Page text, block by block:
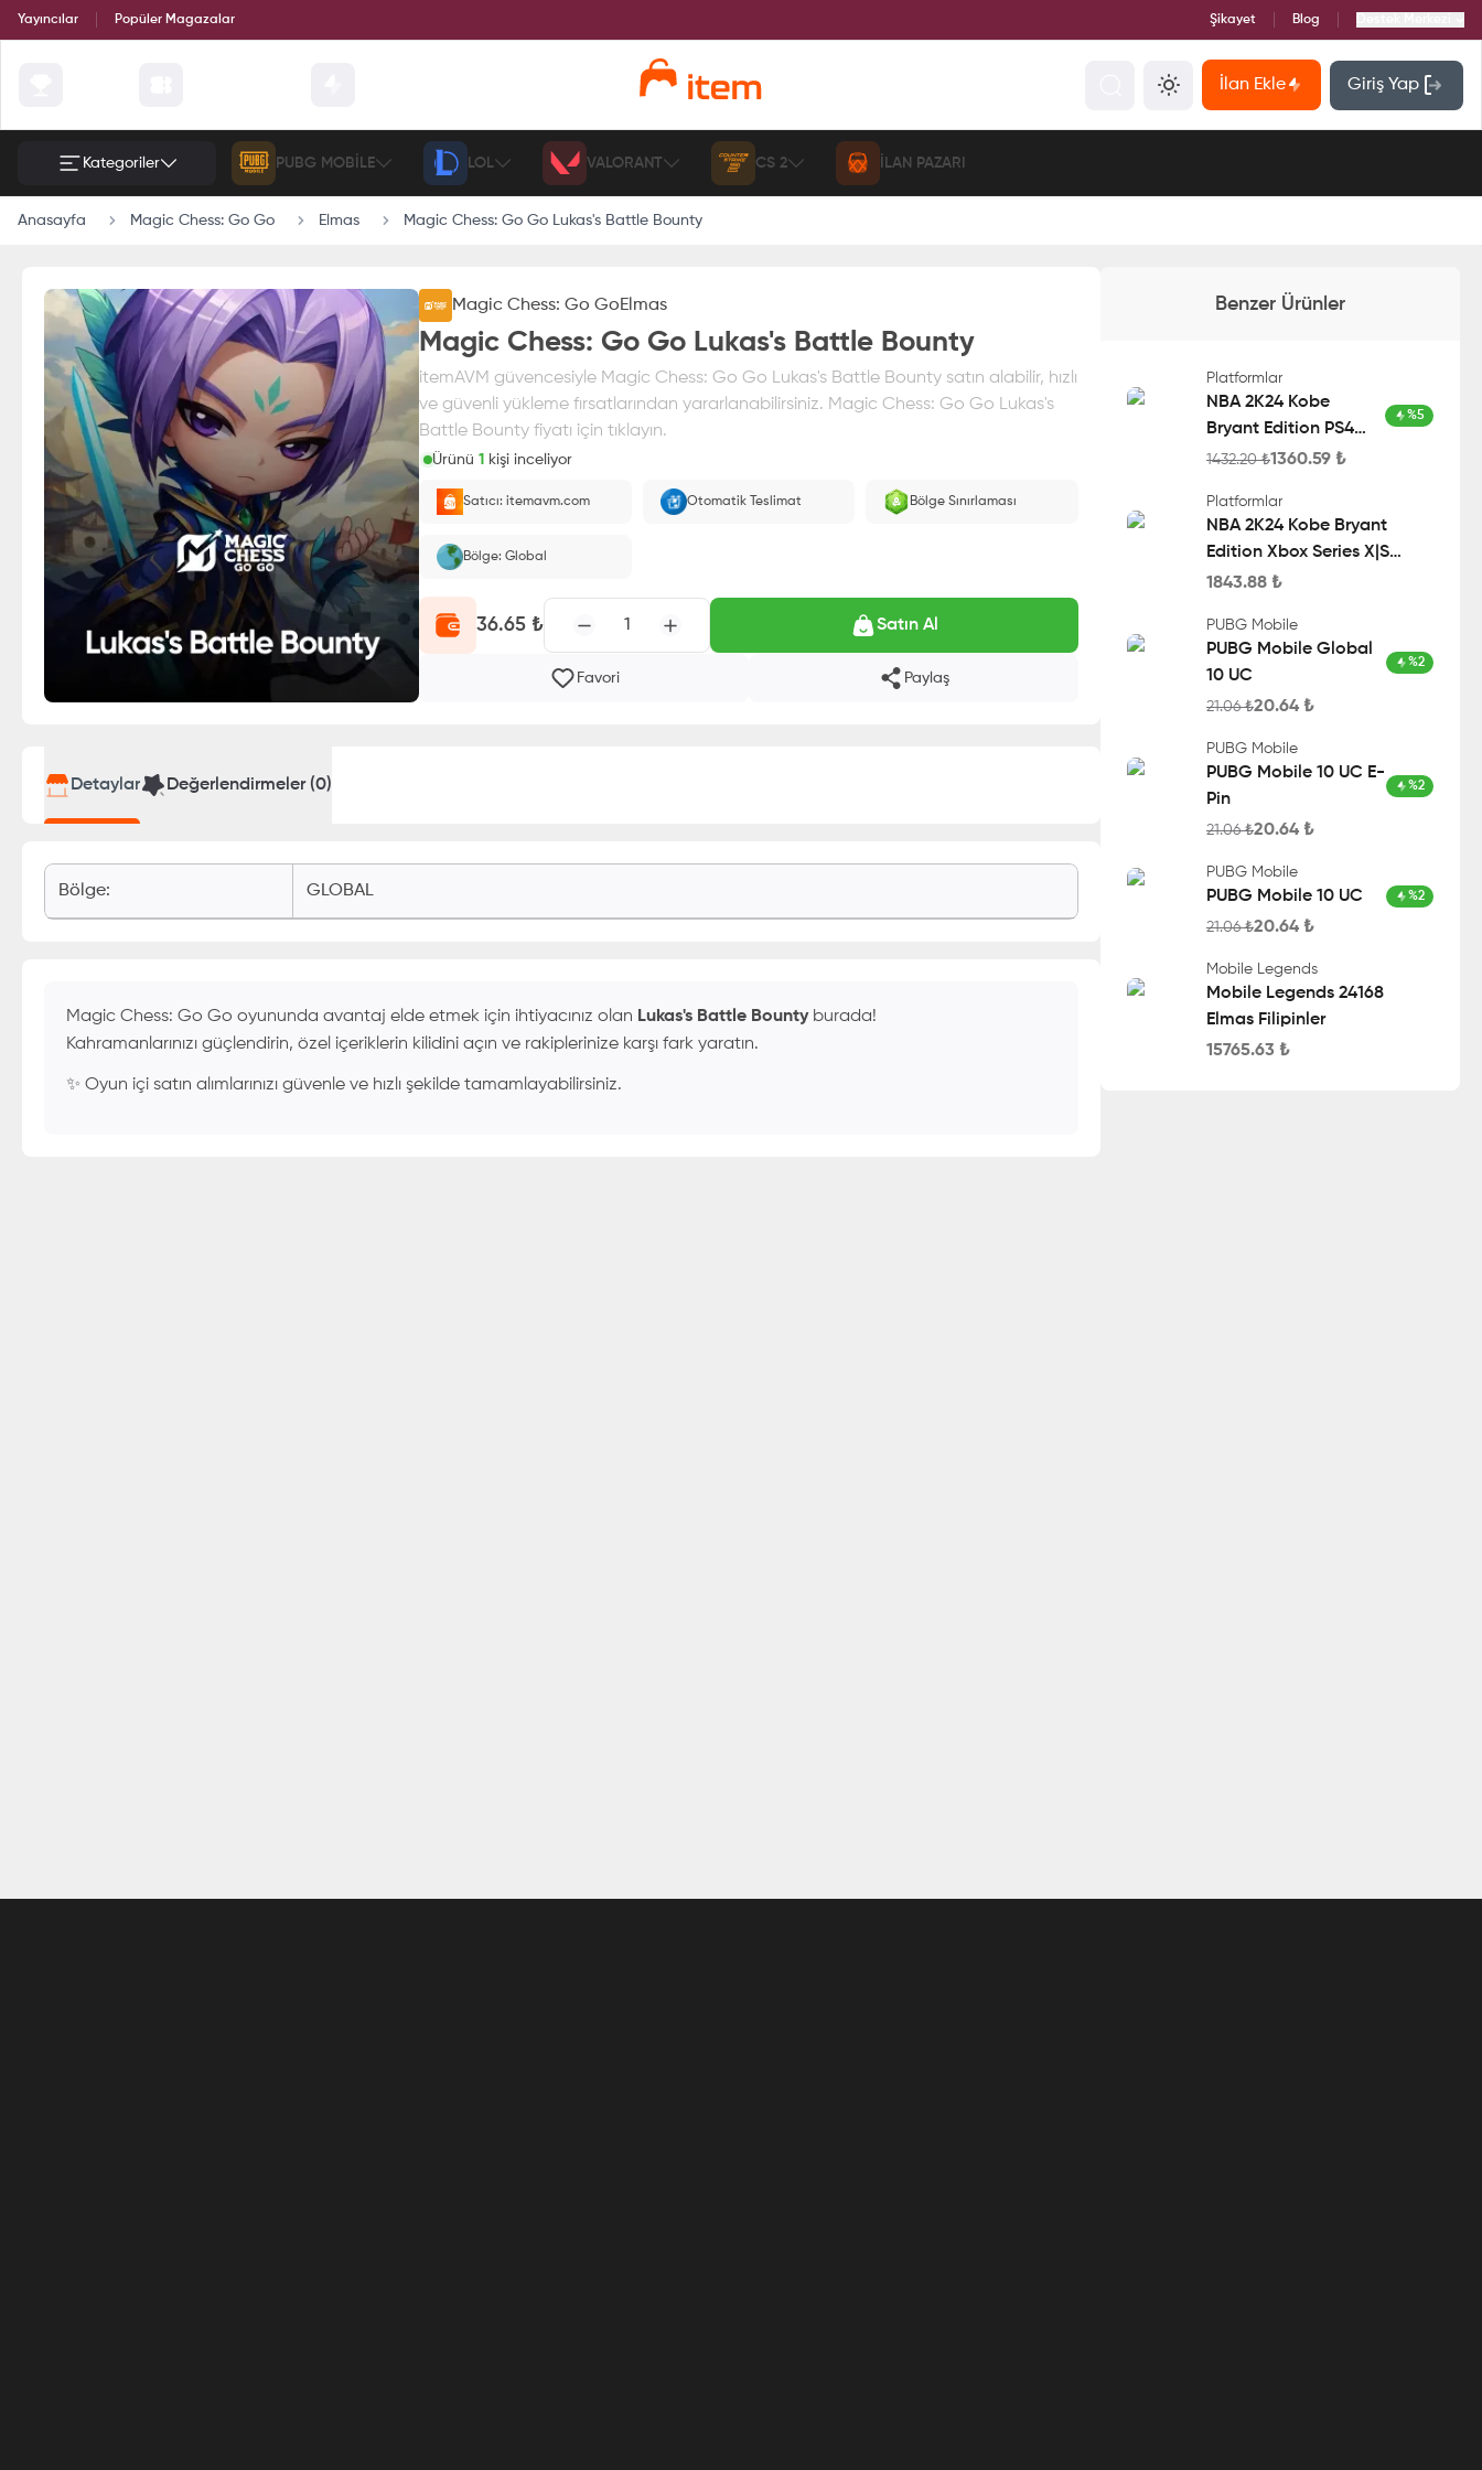
Yayıncılar Popüler Magazalar Şikayet Blog
İlan Ekle Giriş Yap
Kategoriler PUBG MOBILE LOL VALORANT CS 2 İLAN PAZARI
Anasayfa Magic Chess: Go Go Elmas Magic Chess: Go Go Lukas's Battle Bounty
Magic Chess: Go GoElmas
Magic Chess: Go Go Lukas's Battle Bounty
itemAVM güvencesiyle Magic Chess: Go Go Lukas's Battle Bounty satın alabilir, hızlı
ve güvenli yükleme fırsatlarından yararlanabilirsiniz. Magic Chess: Go Go Lukas's
Battle Bounty fiyatı için tıklayın.
Ürünü 1 kişi inceliyor
Oyuncu ID'nize yüklenir.
Satıcı: itemavm.com Otomatik Teslimat Bölge Sınırlaması
Bölge: Global
36.65 ₺ 1 Satın Al
Favori Paylaş
Detaylar Değerlendirmeler (0)
Bölge: GLOBAL
Magic Chess: Go Go oyununda avantaj elde etmek için ihtiyacınız olan Lukas's Battle Bounty burada!
Kahramanlarınızı güçlendirin, özel içeriklerin kilidini açın ve rakiplerinize karşı fark yaratın.
✨ Oyun içi satın alımlarınızı güvenle ve hızlı şekilde tamamlayabilirsiniz.
Benzer Ürünler
Platformlar
NBA 2K24 Kobe
Bryant Edition PS4
Account
%5
1432.20₺1360.59 ₺
Platformlar
NBA 2K24 Kobe Bryant
Edition Xbox Series X|S
Account
1843.88 ₺
PUBG Mobile
PUBG Mobile Global
10 UC
%2
21.06₺20.64 ₺
PUBG Mobile
PUBG Mobile 10 UC E-
Pin
%2
21.06₺20.64 ₺
PUBG Mobile
PUBG Mobile 10 UC %2
21.06₺20.64 ₺
Mobile Legends
Mobile Legends 24168
Elmas Filipinler
15765.63 ₺